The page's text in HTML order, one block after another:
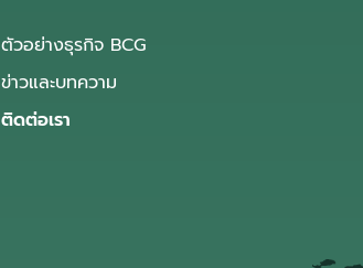
ตัวอย่างธุรกิจ BCG
ข่าวและบทความ
ติดต่อเรา